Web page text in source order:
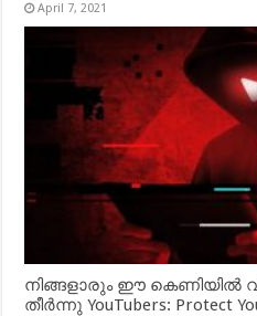
April 7, 2021
നിങ്ങളാരും ഈ കെണിയിൽ
തീർന്നു YouTubers: Protect